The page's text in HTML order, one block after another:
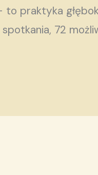
to praktyka
72